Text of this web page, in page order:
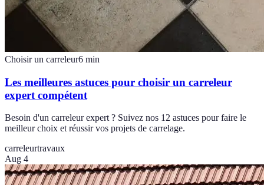
Choisir un carreleur6 min
Les meilleures astuces pour choisir un carreleur
expert compétent
Besoin d'un carreleur expert ? Suivez nos 12 astuces pour faire le
meilleur choix et réussir vos projets de carrelage.
carreleurtravaux
Aug 4